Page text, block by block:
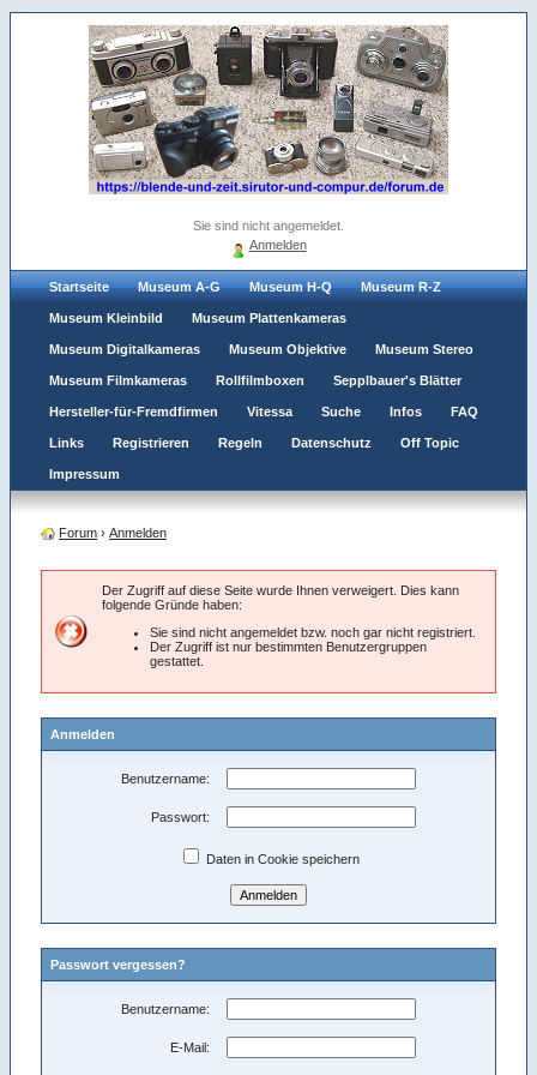
Sie sind nicht angemeldet.
Anmelden
Startseite Museum A-G Museum H-Q Museum R-Z
Museum Kleinbild Museum Plattenkameras
Museum Digitalkameras Museum Objektive Museum Stereo
Museum Filmkameras Rollfilmboxen Sepplbauer's Blätter
Hersteller-für-Fremdfirmen Vitessa Suche Infos FAQ
Links Registrieren Regeln Datenschutz Off Topic
Impressum
Forum › Anmelden
Der Zugriff auf diese Seite wurde Ihnen verweigert. Dies kann
folgende Gründe haben:
Sie sind nicht angemeldet bzw. noch gar nicht registriert.
Der Zugriff ist nur bestimmten Benutzergruppen
gestattet.
Anmelden
Benutzername:
Passwort:
Daten in Cookie speichern
Passwort vergessen?
Benutzername:
E-Mail: